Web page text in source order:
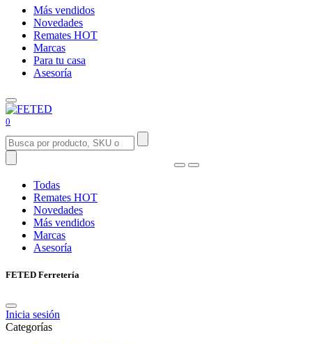
Más vendidos
Novedades
Remates HOT
Marcas
Para tu casa
Asesoría
0
Todas
Remates HOT
Novedades
Más vendidos
Marcas
Asesoría
FETED Ferretería
Inicia sesión
Categorías